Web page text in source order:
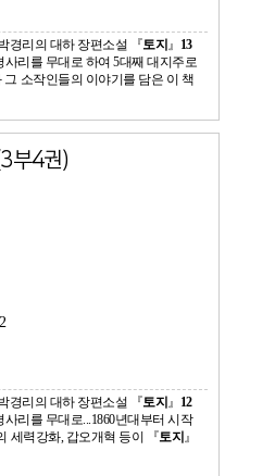
경리의 대하 장편소설 『토지 』 13
사리를 무대로 하여 5대째 대지주로
소작인들의 이야기를 담은 이 책
부4권)
경리의 대하 장편소설 『토지 』 12
사리를 무대로...1860년대부터 시작
세력강화, 갑오개혁 등이 『토지 』